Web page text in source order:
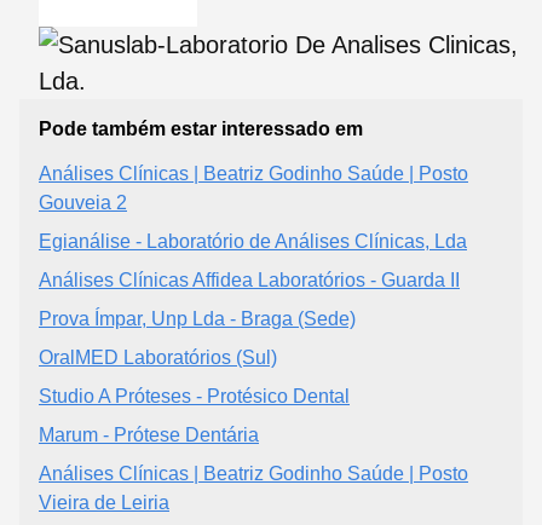
Pode também estar interessado em
Análises Clínicas | Beatriz Godinho Saúde | Posto
Gouveia 2
Egianálise - Laboratório de Análises Clínicas, Lda
Análises Clínicas Affidea Laboratórios - Guarda II
Prova Ímpar, Unp Lda - Braga (Sede)
OralMED Laboratórios (Sul)
Studio A Próteses - Protésico Dental
Marum - Prótese Dentária
Análises Clínicas | Beatriz Godinho Saúde | Posto
Vieira de Leiria